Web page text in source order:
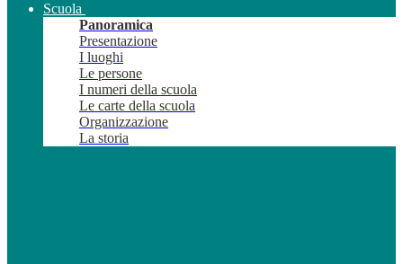
Scuola
Panoramica
Presentazione
I luoghi
Le persone
I numeri della scuola
Le carte della scuola
Organizzazione
La storia